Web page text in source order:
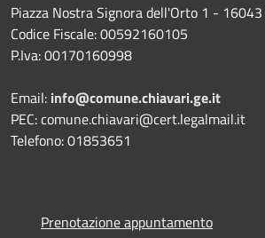
Piazza Nostra Signora dell'Orto 1 - 16043
Codice Fiscale: 00592160105
P.Iva: 00170160998
Email: info@comune.chiavari.ge.it
PEC: comune.chiavari@cert.legalmail.it
Telefono: 01853651
Prenotazione appuntamento